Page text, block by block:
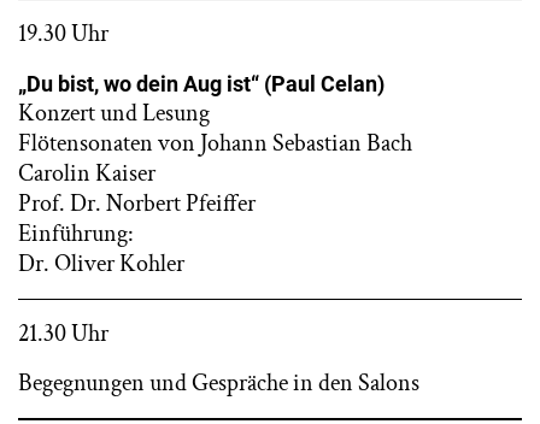
19.30 Uhr
„Du bist, wo dein Aug ist“ (Paul Celan)
Konzert und Lesung
Flötensonaten von Johann Sebastian Bach
Carolin Kaiser
Prof. Dr. Norbert Pfeiffer
Einführung:
Dr. Oliver Kohler
21.30 Uhr
Begegnungen und Gespräche in den Salons